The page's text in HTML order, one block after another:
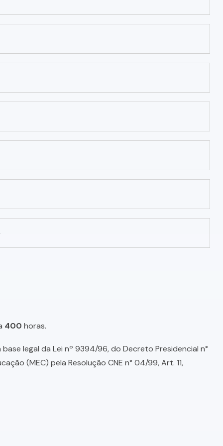
400 horas.
legal da Lei nº 9394/96, do Decreto Presidencial n°
(MEC) pela Resolução CNE n° 04/99, Art. 11,